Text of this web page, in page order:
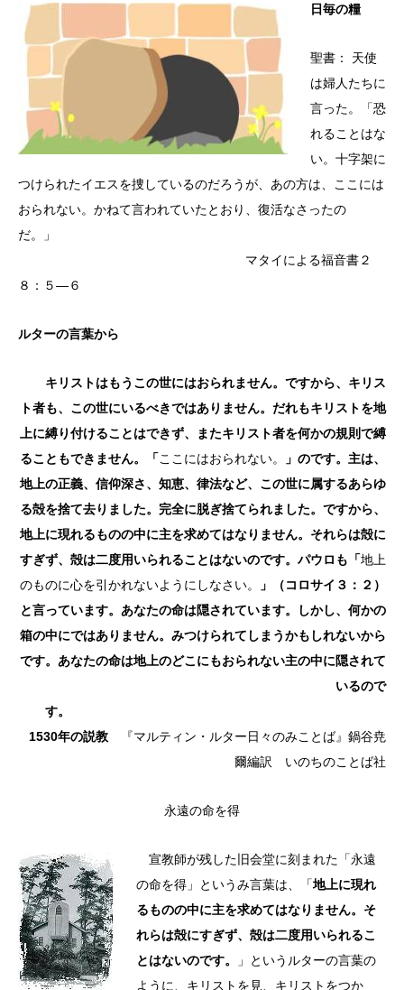
日毎の糧
聖書： 天使
は婦人たちに
言った。「恐
れることはな
い。十字架に
つけられたイエスを捜しているのだろうが、あの方は、ここには
おられない。かねて言われていたとおり、復活なさったの
だ。」
マタイによる福音書２
８：５―６
ルターの言葉から
キリストはもうこの世にはおられません。ですから、キリス
ト者も、 この世にいるべきではありません。だれもキリストを地
上に縛り付けることはできず、またキリスト者を何かの規則で縛
ることもできません。「ここにはおられない。
」のです。主は、
地上の正義、信仰深さ、知恵、律法など、この世に属するあらゆ
る殻を捨て去りました。完全に脱ぎ捨てられました。ですから、
地上に現れるものの中に主を求めてはなりません。それらは殻に
すぎず、殻は二度用いられることはないのです。パウロも「地上
のものに心を引かれないようにしなさい。
」（コロサイ３：２）
と言っています。あなたの命は隠されています。しかし、何かの
箱の中にではありません。みつけられてしまうかもしれないから
です。あなたの命は地上のどこにもおられない主の中に隠されて
いるので
す。
1530年の説教
『マルティン・ルター日々のみことば』鍋谷尭
爾編訳 いのちのことば社
永遠の命を得
宣教師が残した旧会堂に刻まれた「永遠
の命を得」というみ言葉は、「地上に現れ
るものの中に主を求めてはなりません。そ
れらは殻にすぎず、殻は二度用いられるこ
とはないのです。
」というルターの言葉の
ように、キリストを見、キリストをつか